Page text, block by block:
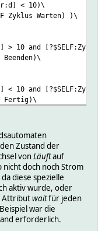
< 10)\
Zyklus Warten) )\
> 10 and
< 10 and
Fertig)\
< 10 and
Fertig)\
Init)
$SELF Zyklus
Zustand der
vonLäuftauf
doch noch Strom
diese spezielle
aktiv wurde, oder
Attributwaitfür jeden
war die
erforderlich.